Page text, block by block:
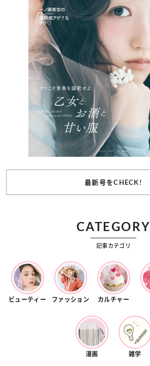
最新号をCHECK!
CATEGORY
記事カテゴリ
ビューティー ファッション カルチャー
漫画 雑学